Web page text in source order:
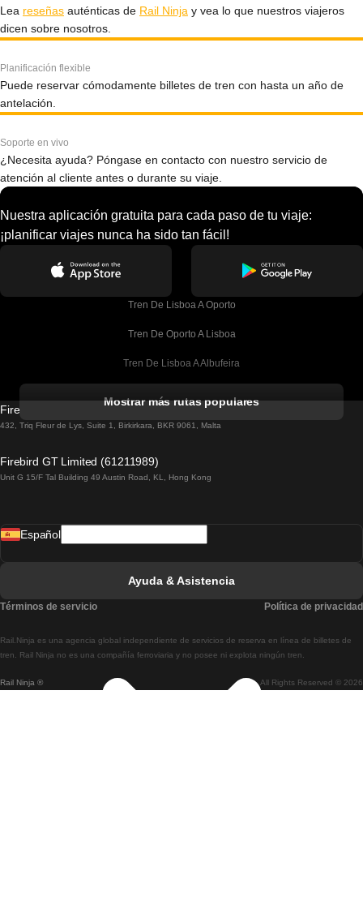
Lea reseñas auténticas de Rail Ninja y vea lo que nuestros viajeros
dicen sobre nosotros.
Planificación flexible
Puede reservar cómodamente billetes de tren con hasta un año de
antelación.
Soporte en vivo
¿Necesita ayuda? Póngase en contacto con nuestro servicio de
atención al cliente antes o durante su viaje.
Nuestra aplicación gratuita para cada paso de tu viaje:
¡planificar viajes nunca ha sido tan fácil!
Tren De Lisboa A Oporto
Tren De Oporto A Lisboa
Tren De Lisboa A Albufeira
Tren De Lisboa A Lagos
Tren De Lisboa A Madrid
Tren De Lisboa A Braga
Tren De Braga A Lisboa
Mostrar más rutas populares
Firebird GT Limited (OC 1451)
432, Triq Fleur de Lys, Suite 1, Birkirkara, BKR 9061, Malta
Firebird GT Limited (61211989)
Unit G 15/F Tal Building 49 Austin Road, KL, Hong Kong
Rail Ninja ® All Rights Reserved © 2026
Rail.Ninja es una agencia global independiente de servicios de reserva en línea de billetes de
tren. Rail Ninja no es una compañía ferroviaria y no posee ni explota ningún tren.
Español
Ayuda & Asistencia
Términos de servicio Política de privacidad